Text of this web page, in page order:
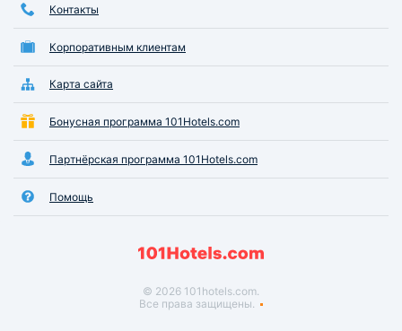
Контакты
Корпоративным клиентам
Карта сайта
Бонусная программа 101Hotels.com
Партнёрская программа 101Hotels.com
Помощь
© 2026 101hotels.com.
Все права защищены.